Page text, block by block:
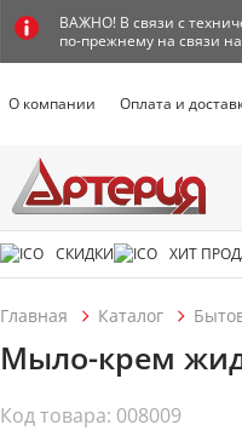
ВАЖНО! В связи с
по-прежнему на связи
О компании Оплата и
СКИДКИ ХИТ
Главная Каталог
Мыло-крем
Код товара: 008009